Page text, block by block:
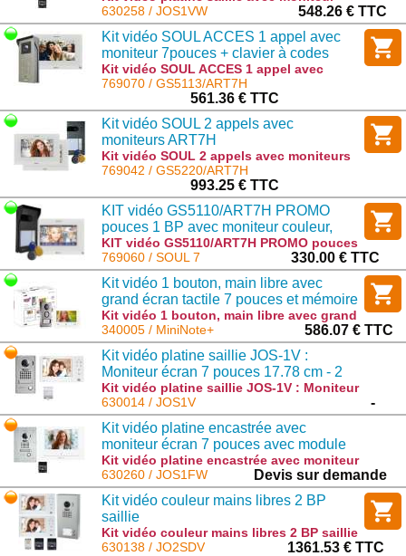
écran 7 pouces avec module Wi-Fi
intégré : JOS1VW
630258 / JOS1VW
548.26 € TTC
Kit vidéo SOUL ACCES 1 appel avec
moniteur 7pouces + clavier à codes
Kit vidéo SOUL ACCES 1 appel avec
moniteur 7pouces + clavier à codes :
GS5113/ART7H
769070 / GS5113/ART7H
561.36 € TTC
Kit vidéo SOUL 2 appels avec
moniteurs ART7H
(BM+mémoire+badges) bus 2 fils non
polarisés
Kit vidéo SOUL 2 appels avec moniteurs
ART7H (BM+mémoire+badges) bus 2 fils
non polarisés : GS5220/ART7H
769042 / GS5220/ART7H
993.25 € TTC
KIT vidéo GS5110/ART7H PROMO
pouces 1 BP avec moniteur couleur,
platine de rue anti-vandales, visière,
alimentation et 5 badges
KIT vidéo GS5110/ART7H PROMO pouces
1 BP avec moniteur couleur, platine de
rue anti-vandales, visière, alimentation et
5 badges : SOUL 7
769060 / SOUL 7
330.00 € TTC
Kit vidéo 1 bouton, main libre avec
grand écran tactile 7 pouces et mémoire
d'images - Compatible YOKIS 1722/95
Kit vidéo 1 bouton, main libre avec grand
écran tactile 7 pouces et mémoire
d'images - Compatible YOKIS 1722/95 :
MiniNote+
340005 / MiniNote+
586.07 € TTC
Kit vidéo platine saillie JOS-1V :
Moniteur écran 7 pouces 17.78 cm - 2
contacts ouverture -130400
Kit vidéo platine saillie JOS-1V : Moniteur
écran 7 pouces 17.78 cm - 2 contacts
ouverture -130400 : JOS1V
630014 / JOS1V
-
Kit vidéo platine encastrée avec
moniteur écran 7 pouces avec module
Wi-Fi intégré -130414
Kit vidéo platine encastrée avec moniteur
écran 7 pouces avec module Wi-Fi
intégré -130414 : JOS1FW
630260 / JOS1FW
Devis sur demande
Kit vidéo couleur mains libres 2 BP
saillie
Kit vidéo couleur mains libres 2 BP saillie
: JO2SDV
630138 / JO2SDV
1361.53 € TTC